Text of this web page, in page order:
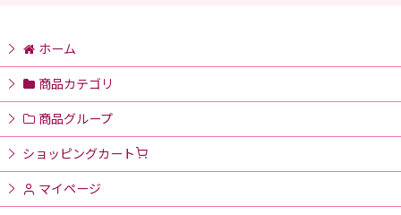
ホーム
商品カテゴリ
商品グループ
ショッピングカート
マイページ